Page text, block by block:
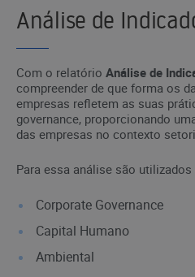
Análise de
Com o relatório Análise de
compreender de que forma os
empresas refletem as suas
governance, proporcionando
das empresas no contexto
Para essa análise são
Corporate Governance
Capital Humano
Ambiental